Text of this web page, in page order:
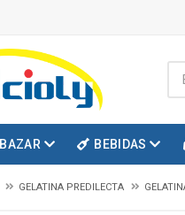
BAZAR BEBIDAS
GELATINA PREDILECTA